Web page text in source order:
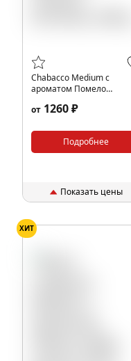
Chabacco Medium с
ароматом Помело
от 1260 ₽
Подробнее
Показать цены
ХИТ